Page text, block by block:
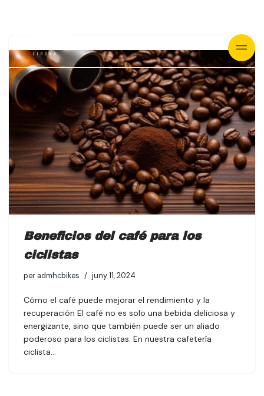
contingut
Beneficios del café para los
ciclistas
per admhcbikes juny 11, 2024
Cómo el café puede mejorar el rendimiento y la
recuperación El café no es solo una bebida deliciosa y
energizante, sino que también puede ser un aliado
poderoso para los ciclistas. En nuestra cafetería
ciclista…